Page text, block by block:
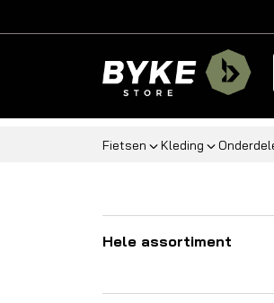
Fietsen Kleding
Hele assortiment